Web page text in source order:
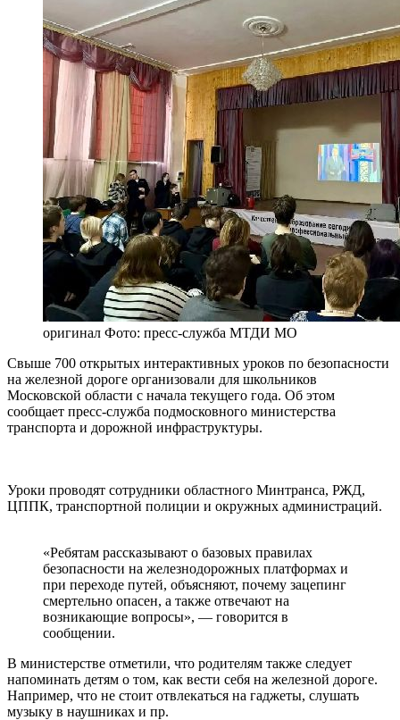
оригинал Фото: пресс-служба МТДИ МО
Свыше 700 открытых интерактивных уроков по безопасности
на железной дороге организовали для школьников
Московской области с начала текущего года. Об этом
сообщает пресс-служба подмосковного министерства
транспорта и дорожной инфраструктуры.
Уроки проводят сотрудники областного Минтранса, РЖД,
ЦППК, транспортной полиции и окружных администраций.
«Ребятам рассказывают о базовых правилах
безопасности на железнодорожных платформах и
при переходе путей, объясняют, почему зацепинг
смертельно опасен, а также отвечают на
возникающие вопросы», — говорится в
сообщении.
В министерстве отметили, что родителям также следует
напоминать детям о том, как вести себя на железной дороге.
Например, что не стоит отвлекаться на гаджеты, слушать
музыку в наушниках и пр.